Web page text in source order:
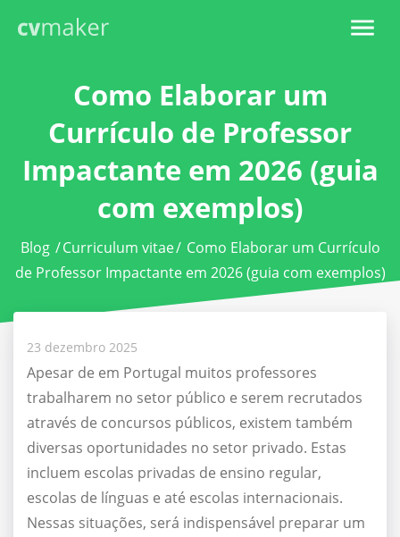
Como Elaborar um
Currículo de Professor
Impactante em 2026 (guia
com exemplos)
Blog /Curriculum vitae/ Como Elaborar um Currículo
de Professor Impactante em 2026 (guia com exemplos)
23 dezembro 2025
Apesar de em Portugal muitos professores
trabalharem no setor público e serem recrutados
através de concursos públicos, existem também
diversas oportunidades no setor privado. Estas
incluem escolas privadas de ensino regular,
escolas de línguas e até escolas internacionais.
Nessas situações, será indispensável preparar um